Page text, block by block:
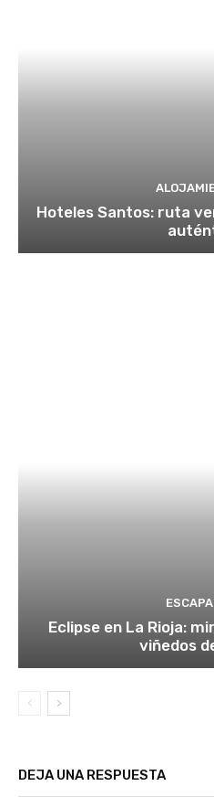
Hoteles Santos: ruta
Eclipse en La Rioja:
viñedos
DEJA UNA RESPUESTA